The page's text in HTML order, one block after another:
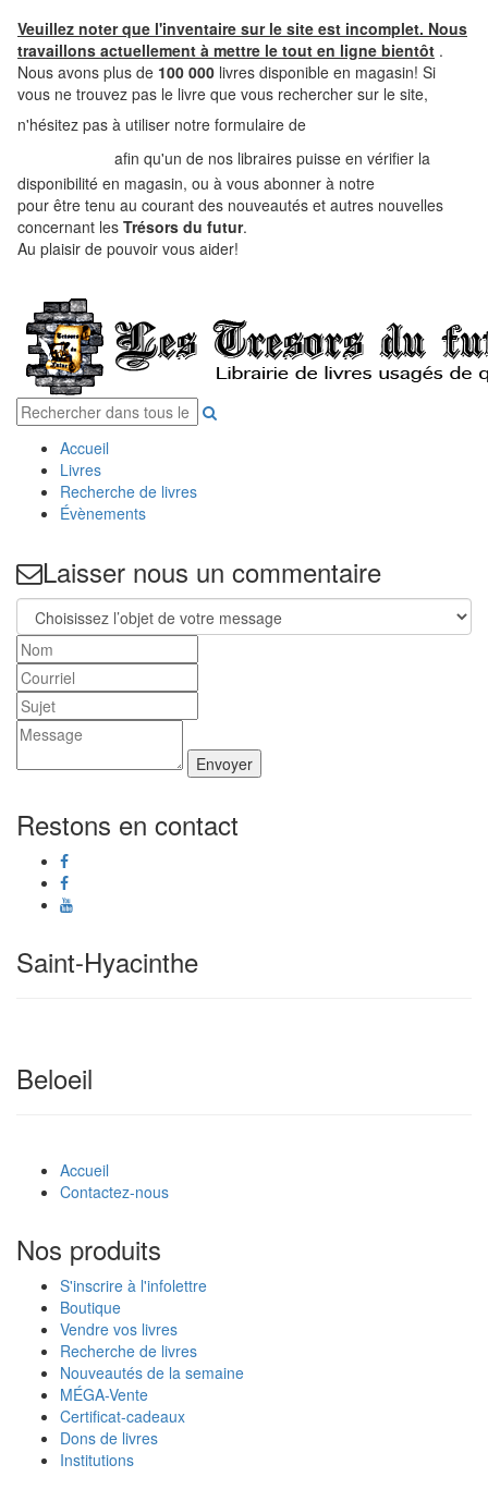
Veuillez noter que l'inventaire sur le site est incomplet. Nous
travaillons actuellement à mettre le tout en ligne bientôt .
Nous avons plus de 100 000 livres disponible en magasin! Si
vous ne trouvez pas le livre que vous rechercher sur le site,
n'hésitez pas à utiliser notre formulaire de
afin qu'un de nos libraires puisse en vérifier la
disponibilité en magasin, ou à vous abonner à notre
pour être tenu au courant des nouveautés et autres nouvelles
concernant les Trésors du futur.
Au plaisir de pouvoir vous aider!
Accueil
Livres
Recherche de livres
Évènements
Laisser nous un commentaire
Envoyer
Restons en contact
Saint-Hyacinthe
Beloeil
Accueil
Contactez-nous
Nos produits
S'inscrire à l'infolettre
Boutique
Vendre vos livres
Recherche de livres
Nouveautés de la semaine
MÉGA-Vente
Certificat-cadeaux
Dons de livres
Institutions